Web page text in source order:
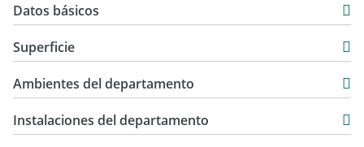
Datos básicos
Venta
USD 250.000
Superficie
123 m2
Ambientes del departamento
Instalaciones del departamento